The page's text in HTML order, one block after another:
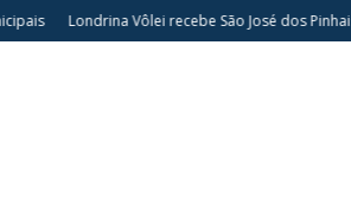
Londrina Vôlei recebe São José dos Pinhais